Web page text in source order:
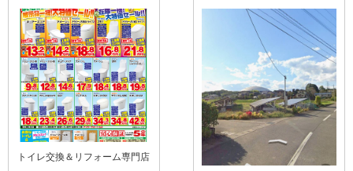
トイレ交換＆リフォーム専門店